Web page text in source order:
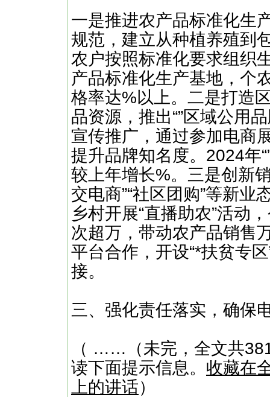
一是推进农产品标准化生
规范，建立从种植养殖到
农户按照标准化要求组织
产品标准化生产基地，个
格率达%以上。二是打造
品资源，推出“”区域公用
宣传推广，通过参加电商
提升品牌知名度。2024年
较上年增长%。三是创新
交电商”“社区团购”等新
乡村开展“直播助农”活动
次超万，带动农产品销售
平台合作，开设“*扶贫专
接。
三、强化责任落实，确保
（ ……（未完，全文共
读下面提示信息。 收藏在
上的讲话）